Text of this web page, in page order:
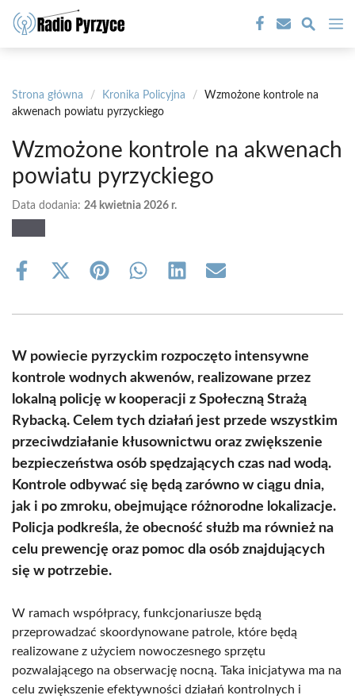
do
treści
Strona główna / Kronika Policyjna /
Wzmożone kontrole na
akwenach powiatu pyrzyckiego
Wzmożone kontrole na akwenach
powiatu pyrzyckiego
Data dodania: 24 kwietnia 2026 r.
Share
Share
(Twitter)
Share Share Share Share
W powiecie pyrzyckim rozpoczęto intensywne
kontrole wodnych akwenów, realizowane przez
lokalną policję w kooperacji z Społeczną Strażą
Rybacką. Celem tych działań jest przede wszystkim
przeciwdziałanie kłusownictwu oraz zwiększenie
bezpieczeństwa osób spędzających czas nad wodą.
Kontrole odbywać się będą zarówno w ciągu dnia,
jak i po zmroku, obejmujące różnorodne lokalizacje.
Policja podkreśla, że obecność służb ma również na
celu prewencję oraz pomoc dla osób znajdujących
się w potrzebie.
W ramach współpracy, funkcjonariusze będą
przeprowadzać skoordynowane patrole, które będą
realizowane z użyciem nowoczesnego sprzętu
pozwalającego na obserwację nocną. Taka inicjatywa ma na
celu zwiększenie efektywności działań kontrolnych i